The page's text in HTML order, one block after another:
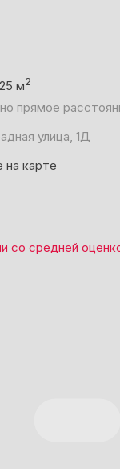
м2
прямое
улица, 1Д
на карте
со средней